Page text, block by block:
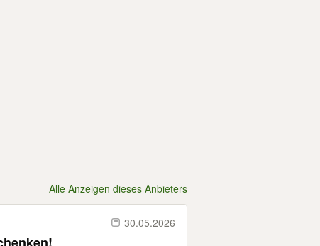
Alle Anzeigen dieses Anbieters
30.05.2026